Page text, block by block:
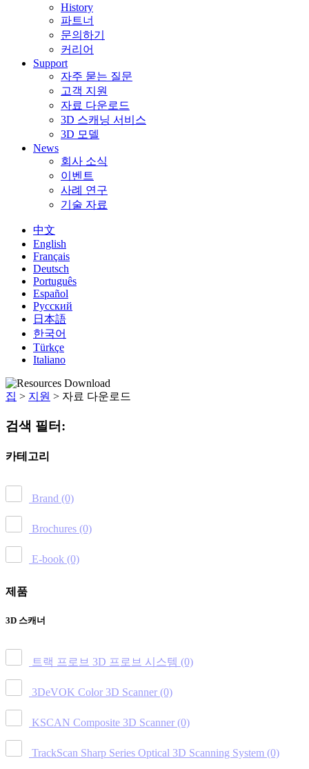
History
파트너
문의하기
커리어
Support
자주 묻는 질문
고객 지원
자료 다운로드
3D 스캐닝 서비스
3D 모델
News
회사 소식
이벤트
사례 연구
기술 자료
中文
English
Français
Deutsch
Português
Español
Русский
日本語
한국어
Türkçe
Italiano
집 > 지원 > 자료 다운로드
검색 필터:
카테고리
Brand (0)
Brochures (0)
E-book (0)
제품
3D 스캐너
트랙 프로브 3D 프로브 시스템 (0)
3DeVOK Color 3D Scanner (0)
KSCAN Composite 3D Scanner (0)
TrackScan Sharp Series Optical 3D Scanning System (0)